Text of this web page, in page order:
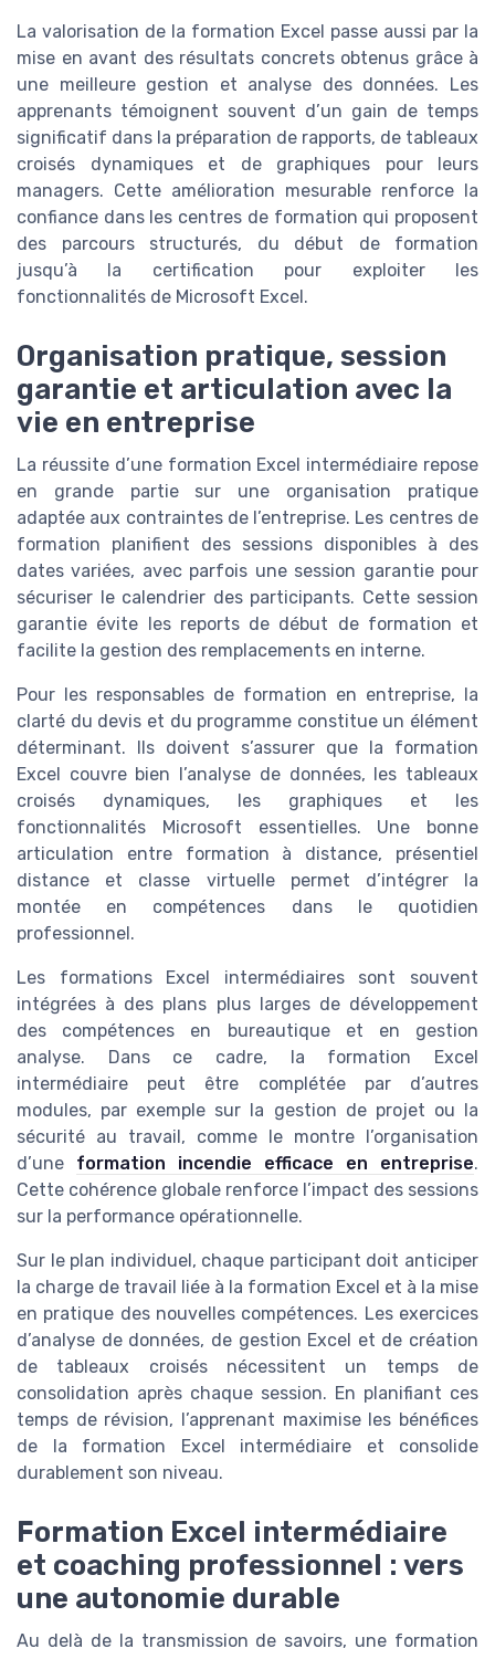
La valorisation de la formation Excel passe aussi par la
mise en avant des résultats concrets obtenus grâce à
une meilleure gestion et analyse des données. Les
apprenants témoignent souvent d’un gain de temps
significatif dans la préparation de rapports, de tableaux
croisés dynamiques et de graphiques pour leurs
managers. Cette amélioration mesurable renforce la
confiance dans les centres de formation qui proposent
des parcours structurés, du début de formation
jusqu’à la certification pour exploiter les
fonctionnalités de Microsoft Excel.
Organisation pratique, session
garantie et articulation avec la
vie en entreprise
La réussite d’une formation Excel intermédiaire repose
en grande partie sur une organisation pratique
adaptée aux contraintes de l’entreprise. Les centres de
formation planifient des sessions disponibles à des
dates variées, avec parfois une session garantie pour
sécuriser le calendrier des participants. Cette session
garantie évite les reports de début de formation et
facilite la gestion des remplacements en interne.
Pour les responsables de formation en entreprise, la
clarté du devis et du programme constitue un élément
déterminant. Ils doivent s’assurer que la formation
Excel couvre bien l’analyse de données, les tableaux
croisés dynamiques, les graphiques et les
fonctionnalités Microsoft essentielles. Une bonne
articulation entre formation à distance, présentiel
distance et classe virtuelle permet d’intégrer la
montée en compétences dans le quotidien
professionnel.
Les formations Excel intermédiaires sont souvent
intégrées à des plans plus larges de développement
des compétences en bureautique et en gestion
analyse. Dans ce cadre, la formation Excel
intermédiaire peut être complétée par d’autres
modules, par exemple sur la gestion de projet ou la
sécurité au travail, comme le montre l’organisation
d’une formation incendie efficace en entreprise.
Cette cohérence globale renforce l’impact des sessions
sur la performance opérationnelle.
Sur le plan individuel, chaque participant doit anticiper
la charge de travail liée à la formation Excel et à la mise
en pratique des nouvelles compétences. Les exercices
d’analyse de données, de gestion Excel et de création
de tableaux croisés nécessitent un temps de
consolidation après chaque session. En planifiant ces
temps de révision, l’apprenant maximise les bénéfices
de la formation Excel intermédiaire et consolide
durablement son niveau.
Formation Excel intermédiaire
et coaching professionnel : vers
une autonomie durable
Au delà de la transmission de savoirs, une formation